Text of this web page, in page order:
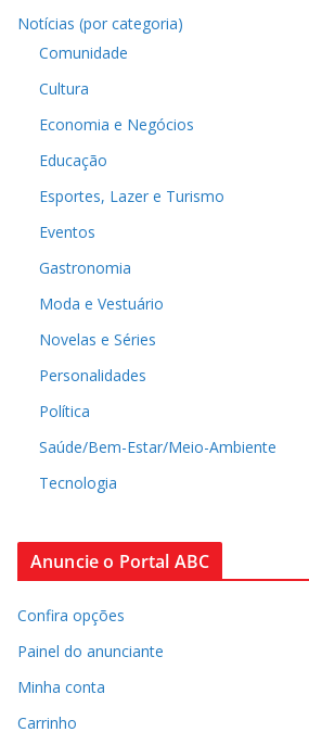
Notícias (por categoria)
Comunidade
Cultura
Economia e Negócios
Educação
Esportes, Lazer e Turismo
Eventos
Gastronomia
Moda e Vestuário
Novelas e Séries
Personalidades
Política
Saúde/Bem-Estar/Meio-Ambiente
Tecnologia
Anuncie o Portal ABC
Confira opções
Painel do anunciante
Minha conta
Carrinho